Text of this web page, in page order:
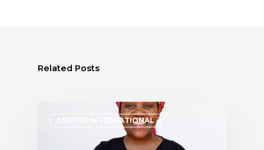
Related Posts
ASSITEJ INTERNATIONAL